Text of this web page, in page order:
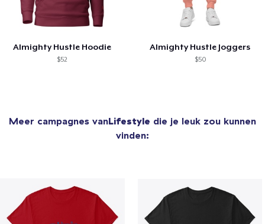
Almighty Hustle Hoodie
$52
Almighty Hustle Joggers
$50
Meer campagnes vanLifestyle die je leuk zou kunnen
vinden: